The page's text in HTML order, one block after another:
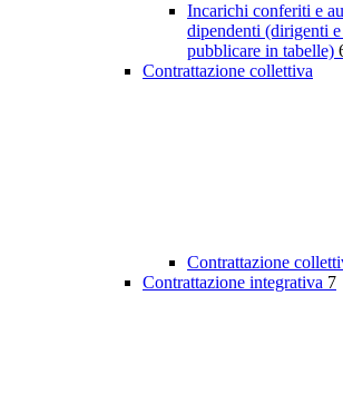
Incarichi conferiti e
dipendenti (dirigenti
pubblicare in tabelle)
Contrattazione collettiva
Contrattazione
Contrattazione integrativa 7